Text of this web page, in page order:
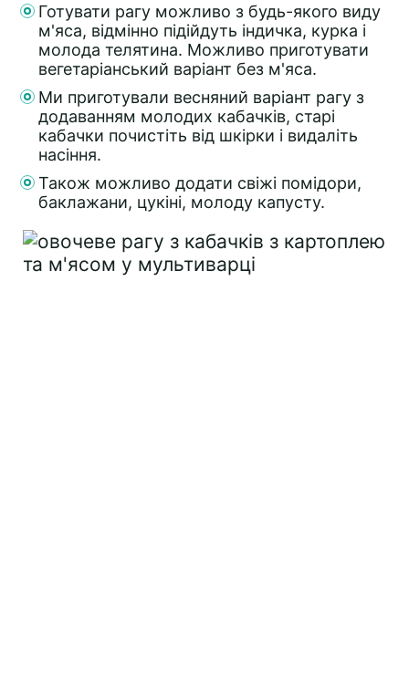
Готувати рагу можливо з будь-якого виду
м'яса, відмінно підійдуть індичка, курка і
молода телятина. Можливо приготувати
вегетаріанський варіант без м'яса.
Ми приготували весняний варіант рагу з
додаванням молодих кабачків, старі
кабачки почистіть від шкірки і видаліть
насіння.
Також можливо додати свіжі помідори,
баклажани, цукіні, молоду капусту.